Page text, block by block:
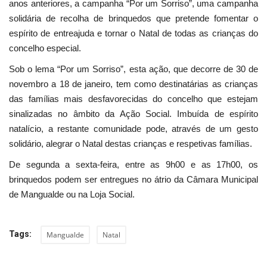
anos anteriores, a campanha “Por um Sorriso”, uma campanha
solidária de recolha de brinquedos que pretende fomentar o
espírito de entreajuda e tornar o Natal de todas as crianças do
concelho especial.
Sob o lema “Por um Sorriso”, esta ação, que decorre de 30 de
novembro a 18 de janeiro, tem como destinatárias as crianças
das famílias mais desfavorecidas do concelho que estejam
sinalizadas no âmbito da Ação Social. Imbuída de espírito
natalício, a restante comunidade pode, através de um gesto
solidário, alegrar o Natal destas crianças e respetivas famílias.
De segunda a sexta-feira, entre as 9h00 e as 17h00, os
brinquedos podem ser entregues no átrio da Câmara Municipal
de Mangualde ou na Loja Social.
Tags: Mangualde Natal